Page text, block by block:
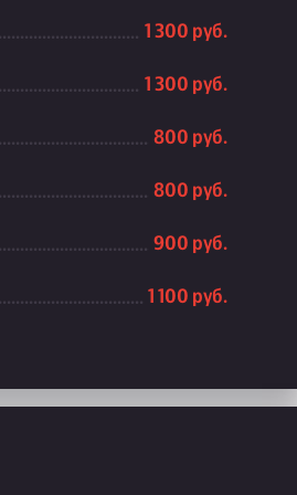
1 300 руб.
1 300 руб.
800 руб.
800 руб.
900 руб.
1 100 руб.